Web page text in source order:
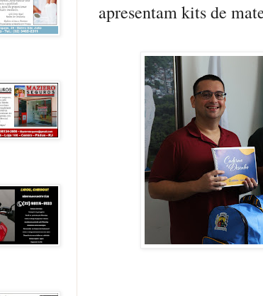
apresentam kits de